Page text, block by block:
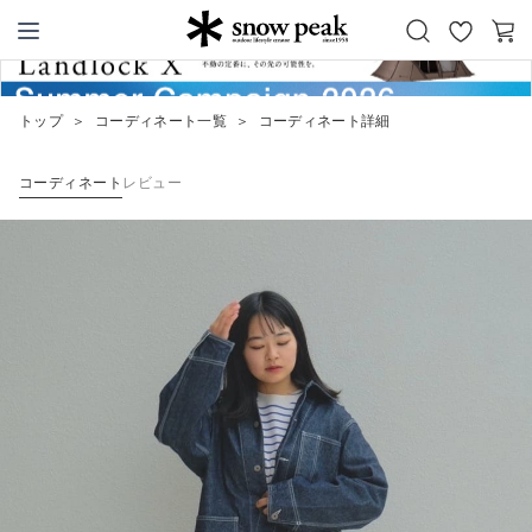
Snow Peak
お
気
カ
ー
トップ ＞ コーディネート一覧 ＞ コーディネート詳細
コーディネート レビュー